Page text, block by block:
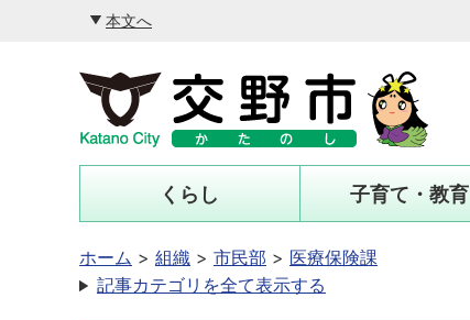
本文へ
くらし 子育て・教育
ホーム 組織 市民部
医療保険課
記事カテゴリを全て表示する